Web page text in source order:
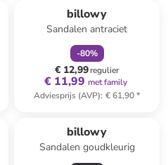
billowy
Sandalen antraciet
-80%
€ 12,99regulier
€ 11,99 met family
Adviesprijs (AVP): € 61,90*
billowy
Sandalen goudkleurig